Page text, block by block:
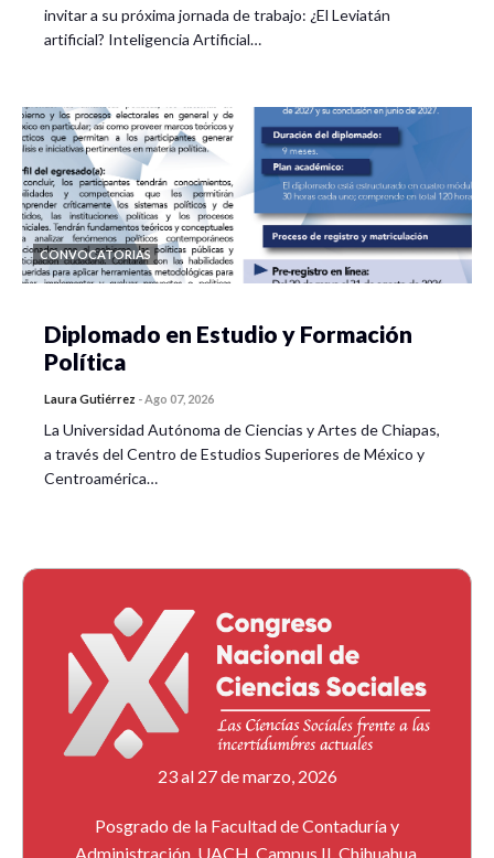
invitar a su próxima jornada de trabajo: ¿El Leviatán
artificial? Inteligencia Artificial…
CONVOCATORIAS
Diplomado en Estudio y Formación
Política
Laura Gutiérrez -Ago 07, 2026
La Universidad Autónoma de Ciencias y Artes de Chiapas,
a través del Centro de Estudios Superiores de México y
Centroamérica…
23 al 27 de marzo, 2026
Posgrado de la Facultad de Contaduría y
Administración, UACH, Campus II, Chihuahua,